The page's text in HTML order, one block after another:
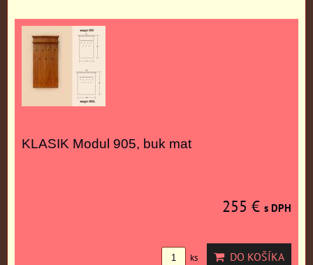
KLASIK Modul 905, buk mat
255 € s DPH
ks DO KOŠÍKA